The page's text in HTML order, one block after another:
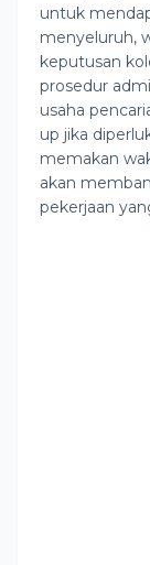
untuk
menyeluruh,
keputusan
prosedur
usaha
up jika
memakan
akan
pekerjaan